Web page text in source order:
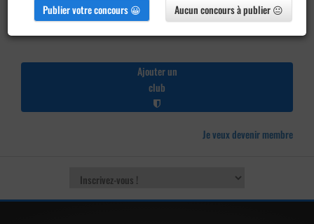
Ajouter un
club
Je veux devenir membre
Publier votre concours 😀 Aucun concours à publier 😐